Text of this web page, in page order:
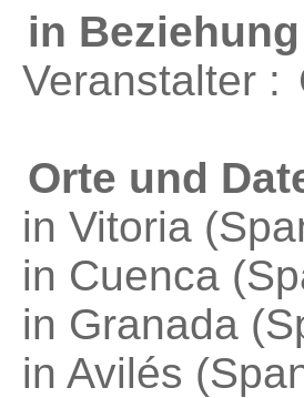
in
Veranstalter :
Orte und
in Vitoria
in Cuenca
in Granada
in Avilés